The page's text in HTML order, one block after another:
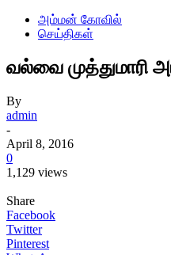
அம்மன் கோவில்
செய்திகள்
வல்வை முத்துமாரி
By
admin
-
April 8, 2016
0
1,129 views
Share
Facebook
Twitter
Pinterest